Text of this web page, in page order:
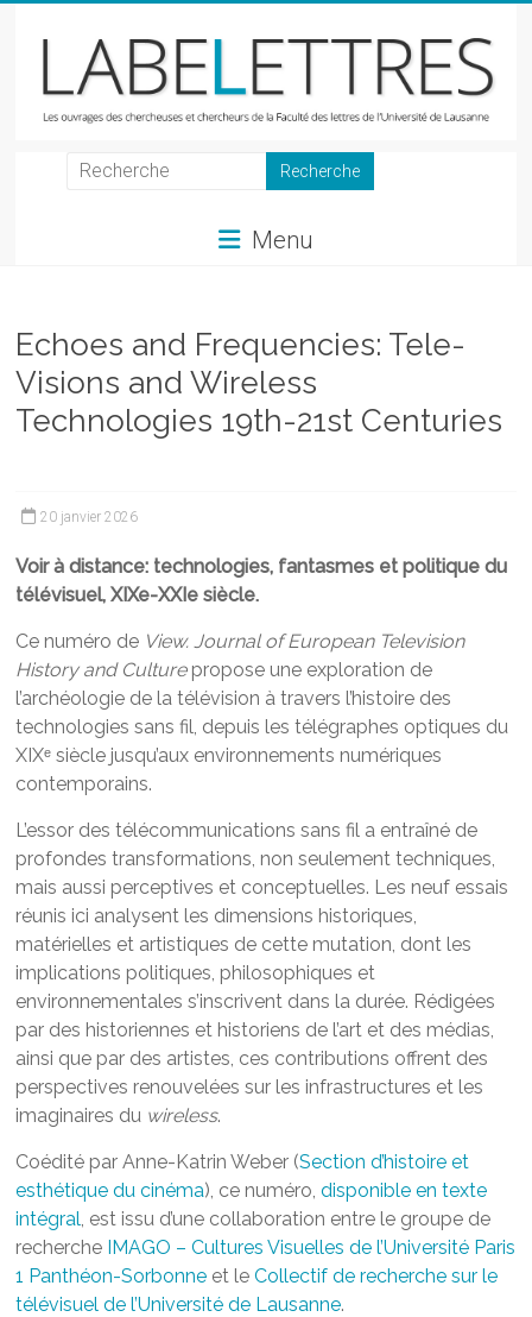
LabeLettres
et
chercheurs
de
la
lettres
Menu
Echoes and Frequencies: Tele-
Visions and Wireless
Technologies 19th-21st Centuries
20 janvier 2026
Voir à distance: technologies, fantasmes et politique du
télévisuel, XIXe-XXIe siècle.
Ce numéro de View. Journal of European Television
History and Culturepropose une exploration de
l’archéologie de la télévision à travers l’histoire des
technologies sans fil, depuis les télégraphes optiques du
XIXᵉ siècle jusqu’aux environnements numériques
contemporains.
L’essor des télécommunications sans fil a entraîné de
profondes transformations, non seulement techniques,
mais aussi perceptives et conceptuelles. Les neuf essais
réunis ici analysent les dimensions historiques,
matérielles et artistiques de cette mutation, dont les
implications politiques, philosophiques et
environnementales s’inscrivent dans la durée. Rédigées
par des historiennes et historiens de l’art et des médias,
ainsi que par des artistes, ces contributions offrent des
perspectives renouvelées sur les infrastructures et les
imaginaires du wireless.
Coédité par Anne-Katrin Weber (Section d’histoire et
esthétique du cinéma), ce numéro,disponible en texte
intégral, est issu d’une collaboration entre le groupe de
recherche IMAGO – Cultures Visuelles de l’Université Paris
1 Panthéon-Sorbonne et leCollectif de recherche sur le
télévisuel de l’Université de Lausanne.